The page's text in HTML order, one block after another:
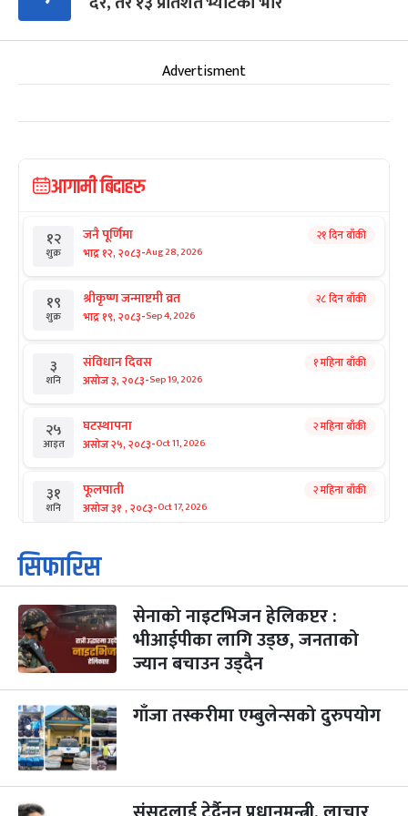
Advertisment
आगामी बिदाहरु
१२
शुक्र
जनै पूर्णिमा
भाद्र १२, २०८३-Aug 28, 2026
२१ दिन बाँकी
१९
शुक्र
श्रीकृष्ण जन्माष्टमी व्रत
भाद्र १९, २०८३-Sep 4, 2026
२८ दिन बाँकी
३
शनि
संविधान दिवस
असोज ३, २०८३-Sep 19, 2026
१ महिना बाँकी
२५
आइत
घटस्थापना
असोज २५, २०८३-Oct 11, 2026
२ महिना बाँकी
३१
शनि
फूलपाती
असोज ३१ , २०८३-Oct 17, 2026
२ महिना बाँकी
१
आइत
कार्तिक सङ्क्रान्ति
कार्तिक १, २०८३
३
मंगल
महानवमी
कार्तिक ३, २०८३-Oct 20, 2026
२ महिना बाँकी
४
कार्तिक ४, २०८३
५
बिहि
पापा‌ङ्कुशा एकादशी व्रत
कार्तिक ५, २०८३
कुकुर तिहार ३ महिना बाँकी
सिफारिस
सेनाको नाइटभिजन हेलिकप्टर :
भीआईपीका लागि उड्छ, जनताको
ज्यान बचाउन उड्दैन
गाँजा तस्करीमा एम्बुलेन्सको दुरुपयोग